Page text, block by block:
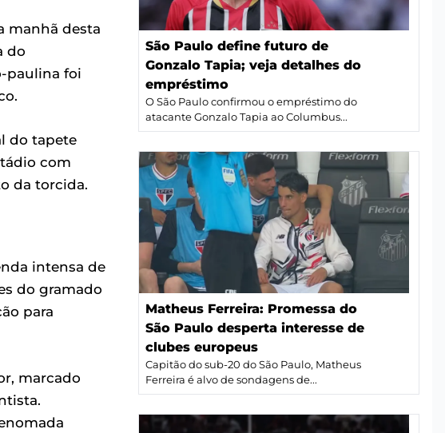
manhã desta
do
paulina foi
do tapete
com
da torcida.
intensa de
do gramado
para
marcado
São Paulo define futuro de
Gonzalo Tapia; veja detalhes do
empréstimo
O São Paulo confirmou o empréstimo do
atacante Gonzalo Tapia ao Columbus...
Matheus Ferreira: Promessa do
São Paulo desperta interesse de
clubes europeus
Capitão do sub-20 do São Paulo, Matheus
Ferreira é alvo de sondagens de...